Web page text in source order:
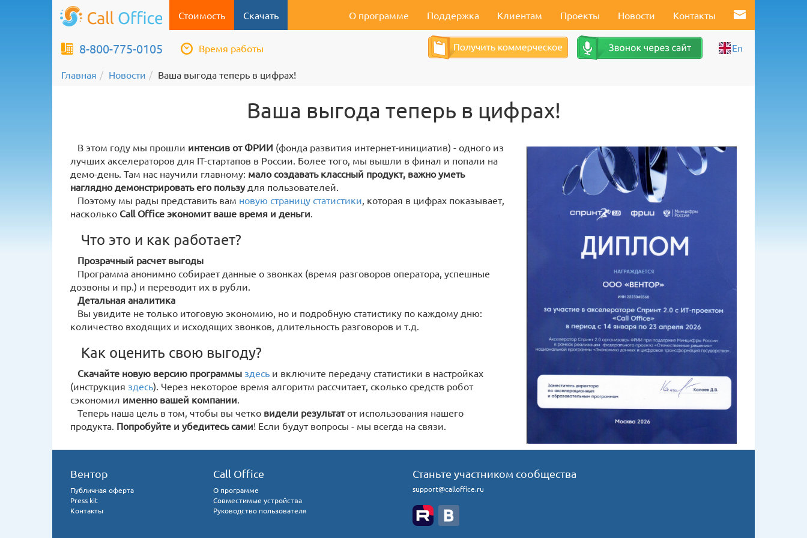
Стоимость Скачать О программе Поддержка Клиентам Проекты Новости Контакты
8-800-775-0105 Время работы En
Главная Новости Ваша выгода теперь в цифрах!
Ваша выгода теперь в цифрах!
В этом году мы прошли интенсив от ФРИИ (фонда развития интернет-инициатив) - одного из
лучших акселераторов для IT-стартапов в России. Более того, мы вышли в финал и попали на
демо-день. Там нас научили главному: мало создавать классный продукт, важно уметь
наглядно демонстрировать его пользудля пользователей.
Поэтому мы рады представить вам новую страницу статистики, которая в цифрах показывает,
насколько Call Office экономит ваше время и деньги.
Что это и как работает?
Прозрачный расчет выгоды
Программа анонимно собирает данные о звонках (время разговоров оператора, успешные
дозвоны и пр.) и переводит их в рубли.
Детальная аналитика
Вы увидите не только итоговую экономию, но и подробную статистику по каждому дню:
количество входящих и исходящих звонков, длительность разговоров и т.д.
Как оценить свою выгоду?
Скачайте новую версию программы здесь и включите передачу статистики в настройках
(инструкция здесь). Через некоторое время алгоритм рассчитает, сколько средств робот
сэкономил именно вашей компании.
Теперь наша цель в том, чтобы вы четко видели результатот использования нашего
продукта. Попробуйте и убедитесь сами! Если будут вопросы - мы всегда на связи.
Вентор
Публичная оферта
Press kit
Контакты
Call Office
О программе
Совместимые устройства
Руководство пользователя
Станьте участником сообщества
support@calloffice.ru